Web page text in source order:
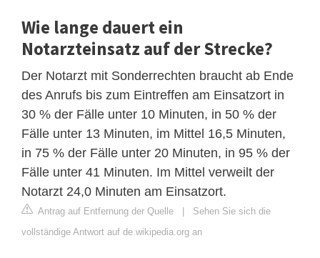
Wie lange dauert ein
Notarzteinsatz auf der Strecke?
Der Notarzt mit Sonderrechten braucht ab Ende
des Anrufs bis zum Eintreffen am Einsatzort in
30 % der Fälle unter 10 Minuten, in 50 % der
Fälle unter 13 Minuten, im Mittel 16,5 Minuten,
in 75 % der Fälle unter 20 Minuten, in 95 % der
Fälle unter 41 Minuten. Im Mittel verweilt der
Notarzt 24,0 Minuten am Einsatzort.
Antrag auf Entfernung der Quelle | Sehen Sie sich die
vollständige Antwort auf de.wikipedia.org an